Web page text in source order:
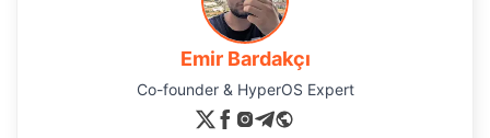
Emir Bardakçı
Co-founder & HyperOS Expert